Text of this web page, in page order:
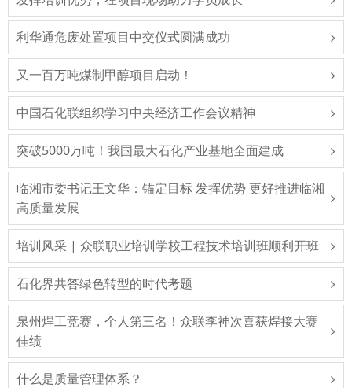
利华通危废处置项目中交仪式圆满成功
又一百万吨煤制甲醇项目启动！
中国石化联组织学习中央经济工作会议精神
突破5000万吨！我国最大石化产业基地全面建成
临湘市委书记王文华：锚定目标 发挥优势 更好推进临湘
高质量发展
培训风采 | 众联职业培训学校工程技术培训班顺利开班
石化界共答绿色转型的时代考题
泉州焊工竞赛，个人第三名！众联李神次喜获焊接大赛
佳绩
什么是质量管理体系？